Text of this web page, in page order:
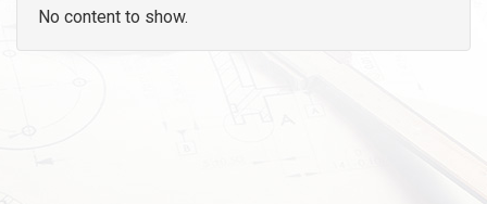
No content to show.